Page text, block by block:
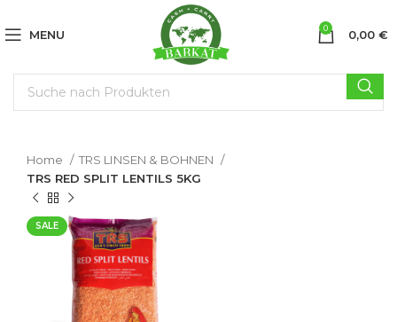
MENU 0 0,00 €
Home
TRS LINSEN & BOHNEN
TRS RED SPLIT LENTILS 5KG
SALE